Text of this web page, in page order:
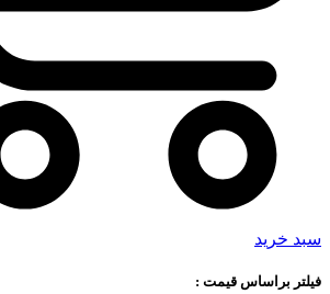
سبد خرید
فیلتر براساس قیمت :